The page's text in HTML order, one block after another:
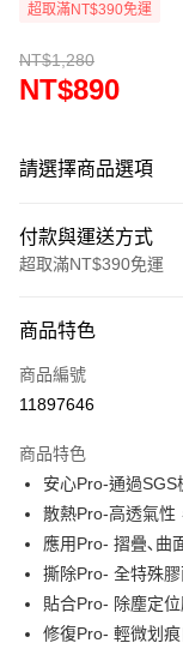
超取滿NT$390免運
NT$1,280
NT$890
請選擇商品選項
付款與運送方式
超取滿NT$390免運
信用卡一次付款
超商取貨付款
Apple Pay
街口支付
悠遊付
全盈+PAY
商品特色
商品編號
11897646
商品特色
安心Pro-通過
散熱Pro-高透氣性
應用Pro- 摺疊､曲
撕除Pro- 全特殊
貼合Pro- 除塵定
修復Pro- 輕微划